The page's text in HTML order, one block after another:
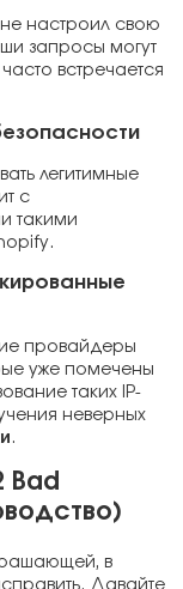
настроил свою
запросы могут
встречается
легитимные
с
такими
провайдеры
уже помечены
таких IP-
неверных
.
Bad
в